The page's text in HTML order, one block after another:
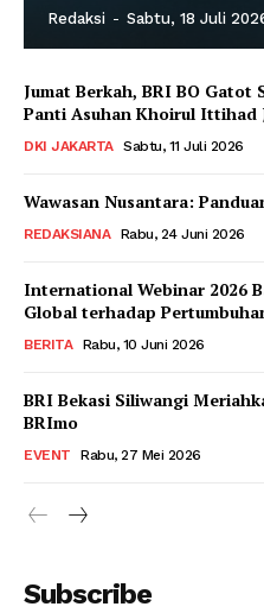
Redaksi - Sabtu, 18 Juli
Jumat Berkah, BRI BO Gatot
Panti Asuhan Khoirul Ittihad
DKI JAKARTA Sabtu, 11 Juli 2026
Wawasan Nusantara:
REDAKSIANA Rabu, 24 Juni 2026
International Webinar 2026
Global terhadap
BERITA Rabu, 10 Juni 2026
BRI Bekasi Siliwangi
BRImo
EVENT Rabu, 27 Mei 2026
Subscribe